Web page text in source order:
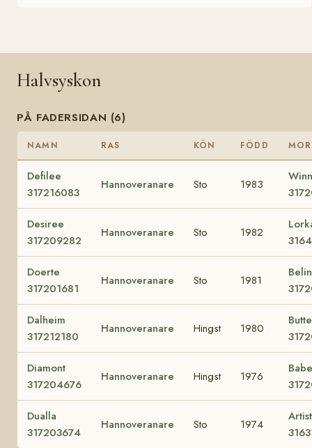
Halvsyskon
PÅ FADERSIDAN (6)
NAMN RAS KÖN FÖDD MOR
Defilee
317216083
Hannoveranare Sto 1983
Desiree
317209282
Hannoveranare Sto 1982
Doerte
317201681
Hannoveranare Sto 1981
Dalheim
317212180
Hannoveranare Hingst 1980
Diamont
317204676
Hannoveranare Hingst 1976
Dualla
317203674
Hannoveranare Sto 1974